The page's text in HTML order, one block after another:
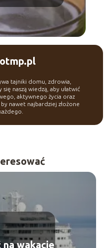
tajniki domu, zdrowia,
naszą wiedzą, aby ułatwić
aktywnego życia oraz
nawet najbardziej złożone
na wakacje